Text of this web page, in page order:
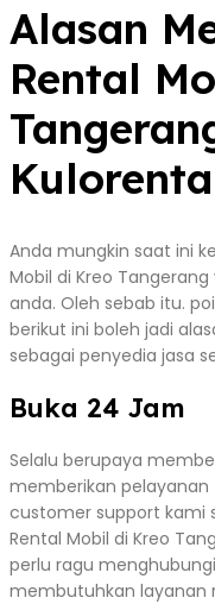
Alasan
Rental
Anda mungkin saat ini
Mobil di Kreo
anda. Oleh sebab itu.
berikut ini boleh jadi
sebagai penyedia jasa
Buka 24 Jam
Selalu berupaya
memberikan pelayanan
customer support kami
Rental Mobil di Kreo
perlu ragu
membutuhkan layanan